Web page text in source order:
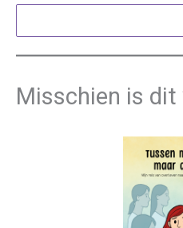
Misschien is dit